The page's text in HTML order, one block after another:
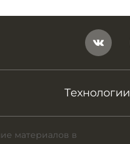
Технологии
материалов в